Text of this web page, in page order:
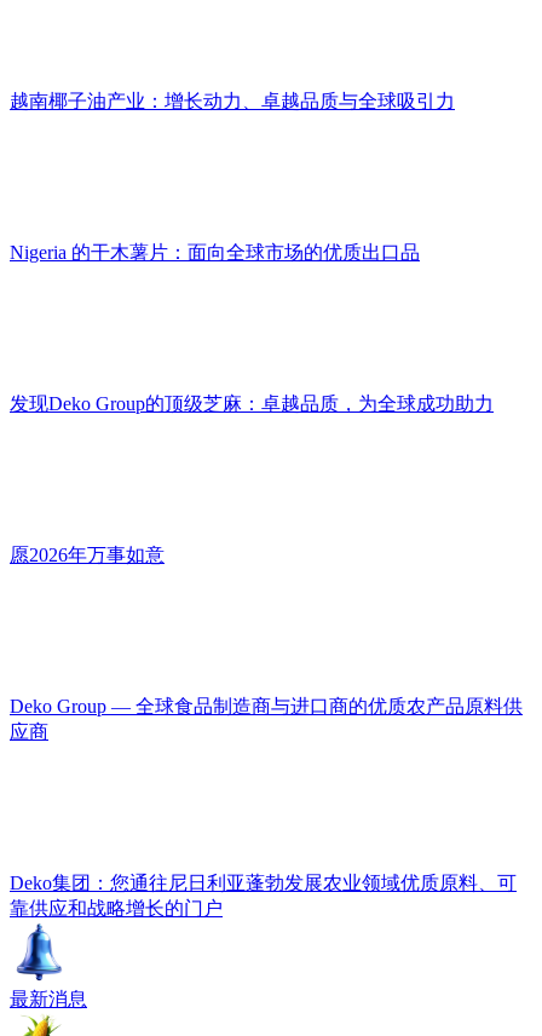
越南椰子油产业：增长动力、卓越品质与全球吸引力
Nigeria 的干木薯片：面向全球市场的优质出口品
发现Deko Group的顶级芝麻：卓越品质，为全球成功助力
愿2026年万事如意
Deko Group — 全球食品制造商与进口商的优质农产品原料供
应商
Deko集团：您通往尼日利亚蓬勃发展农业领域优质原料、可
靠供应和战略增长的门户
最新消息